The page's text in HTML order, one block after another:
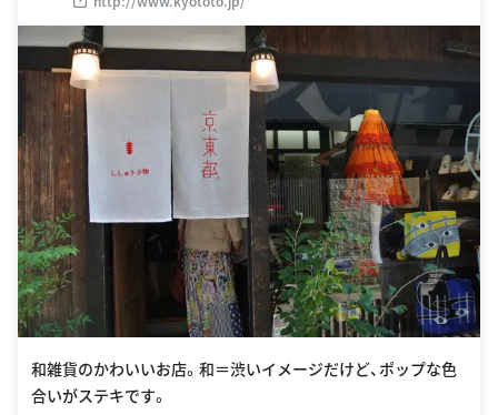
和雑貨のかわいいお店。和＝渋いイメージだけど、ポップな色
合いがステキです。